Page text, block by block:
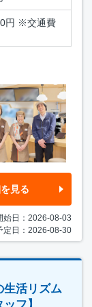
円 ※交通費
見る
始日：2026-08-03
定日：2026-08-30
生活リズム